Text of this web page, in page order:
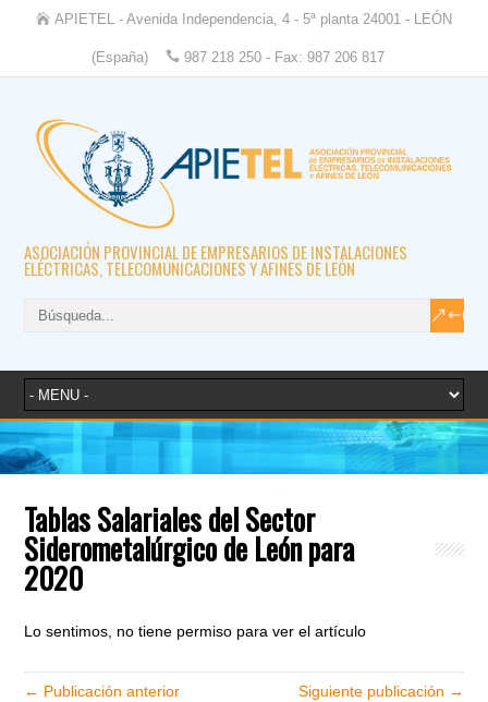
APIETEL - Avenida Independencia, 4 - 5ª planta 24001 - LEÓN
(España) 987 218 250 - Fax: 987 206 817
ASOCIACIÓN PROVINCIAL DE EMPRESARIOS DE INSTALACIONES
ELÉCTRICAS, TELECOMUNICACIONES Y AFINES DE LEÓN
Tablas Salariales del Sector
Siderometalúrgico de León para
2020
Lo sentimos, no tiene permiso para ver el artículo
← Publicación anterior Siguiente publicación →